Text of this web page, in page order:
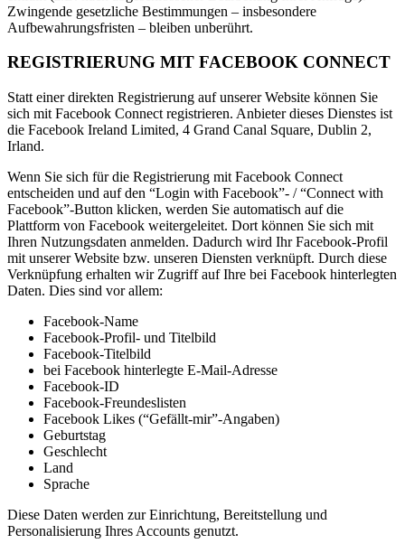
Zwingende gesetzliche Bestimmungen – insbesondere
Aufbewahrungsfristen – bleiben unberührt.
REGISTRIERUNG MIT FACEBOOK CONNECT
Statt einer direkten Registrierung auf unserer Website können Sie
sich mit Facebook Connect registrieren. Anbieter dieses Dienstes ist
die Facebook Ireland Limited, 4 Grand Canal Square, Dublin 2,
Irland.
Wenn Sie sich für die Registrierung mit Facebook Connect
entscheiden und auf den “Login with Facebook”- / “Connect with
Facebook”-Button klicken, werden Sie automatisch auf die
Plattform von Facebook weitergeleitet. Dort können Sie sich mit
Ihren Nutzungsdaten anmelden. Dadurch wird Ihr Facebook-Profil
mit unserer Website bzw. unseren Diensten verknüpft. Durch diese
Verknüpfung erhalten wir Zugriff auf Ihre bei Facebook hinterlegten
Daten. Dies sind vor allem:
Facebook-Name
Facebook-Profil- und Titelbild
Facebook-Titelbild
bei Facebook hinterlegte E-Mail-Adresse
Facebook-ID
Facebook-Freundeslisten
Facebook Likes (“Gefällt-mir”-Angaben)
Geburtstag
Geschlecht
Land
Sprache
Diese Daten werden zur Einrichtung, Bereitstellung und
Personalisierung Ihres Accounts genutzt.